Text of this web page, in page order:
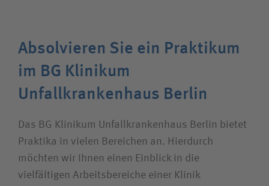
relevante Zeugnisse – etwa Abschlusszeugnisse,
Arbeitszeugnisse oder Praktikumszeugnisse.
Absolvieren Sie ein Praktikum
im BG Klinikum
Unfallkrankenhaus Berlin
Das BG Klinikum Unfallkrankenhaus Berlin bietet
Praktika in vielen Bereichen an. Hierdurch
möchten wir Ihnen einen Einblick in die
vielfältigen Arbeitsbereiche einer Klinik